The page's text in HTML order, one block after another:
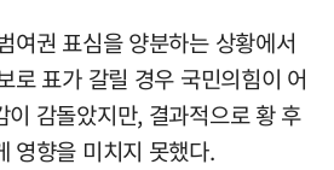
여권 표심을 양분하는 상황에서
로 표가 갈릴 경우 국민의힘이 어
이 감돌았지만, 결과적으로 황 후
영향을 미치지 못했다.